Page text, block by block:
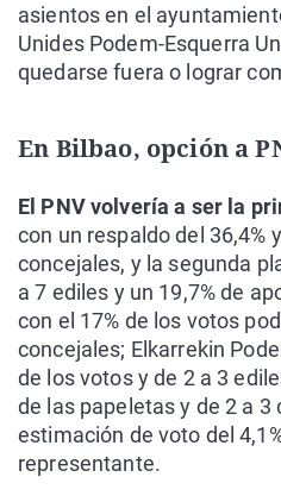
asientos en el
Unides Podem-Esquerra
quedarse fuera o lograr
En Bilbao, opción a
El PNV volvería a ser la
con un respaldo del 36,4%
concejales, y la segunda
a 7 ediles y un 19,7% de
con el 17% de los votos
concejales; Elkarrekin
de los votos y de 2 a 3
de las papeletas y de 2 a 3
estimación de voto del
representante.